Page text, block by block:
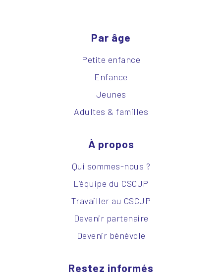
Par âge
Petite enfance
Enfance
Jeunes
Adultes & familles
À propos
Qui sommes-nous ?
L’équipe du CSCJP
Travailler au CSCJP
Devenir partenaire
Devenir bénévole
Restez informés